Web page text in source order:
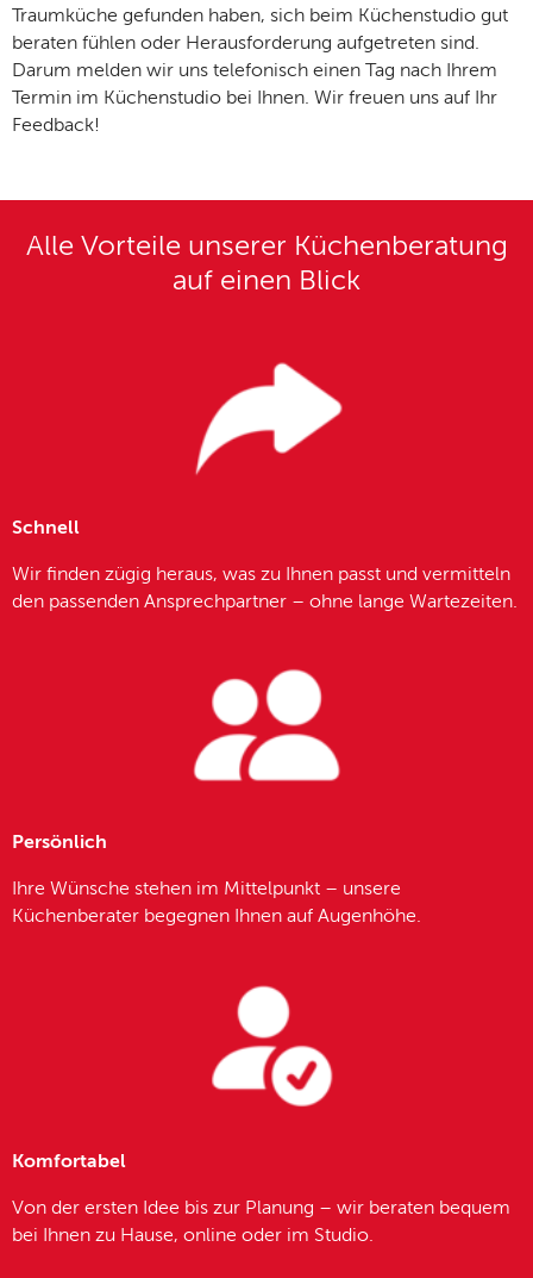
Traumküche gefunden haben, sich beim Küchenstudio gut
beraten fühlen oder Herausforderung aufgetreten sind.
Darum melden wir uns telefonisch einen Tag nach Ihrem
Termin im Küchenstudio bei Ihnen. Wir freuen uns auf Ihr
Feedback!
Alle Vorteile unserer Küchenberatung
auf einen Blick
Schnell
Wir finden zügig heraus, was zu Ihnen passt und vermitteln
den passenden Ansprechpartner – ohne lange Wartezeiten.
Persönlich
Ihre Wünsche stehen im Mittelpunkt – unsere
Küchenberater begegnen Ihnen auf Augenhöhe.
Komfortabel
Von der ersten Idee bis zur Planung – wir beraten bequem
bei Ihnen zu Hause, online oder im Studio.